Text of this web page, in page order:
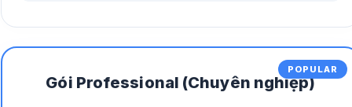
POPULAR
Gói Professional (Chuyên nghiệp)